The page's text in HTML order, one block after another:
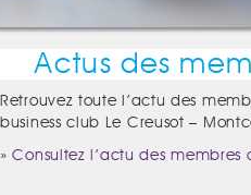
Actus des
Retrouvez toute l’actu des
business club Le Creusot –
»Consultez l’actu des membres